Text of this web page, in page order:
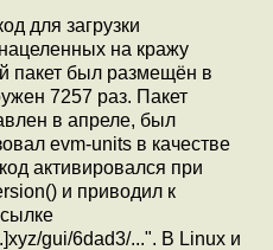
для загрузки
на кражу
пакет был размещён в
7257 раз. Пакет
в апреле, был
evm-units в качестве
активировался при
и приводил к
gui/6dad3/...". В Linux и